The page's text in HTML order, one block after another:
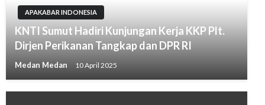
APAKABAR INDONESIA
KNTI Sumut Hadiri Kunjungan Kerja KKP Plt.
Dirjen Perikanan Tangkap dan DPR RI
Medan Medan 10 April 2025